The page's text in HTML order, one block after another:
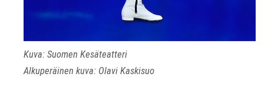
Kuva: Suomen Kesäteatteri
Alkuperäinen kuva: Olavi Kaskisuo